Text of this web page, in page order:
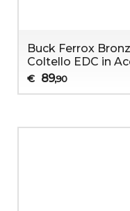
Buck Ferrox
Coltello EDC in
€ 89,90